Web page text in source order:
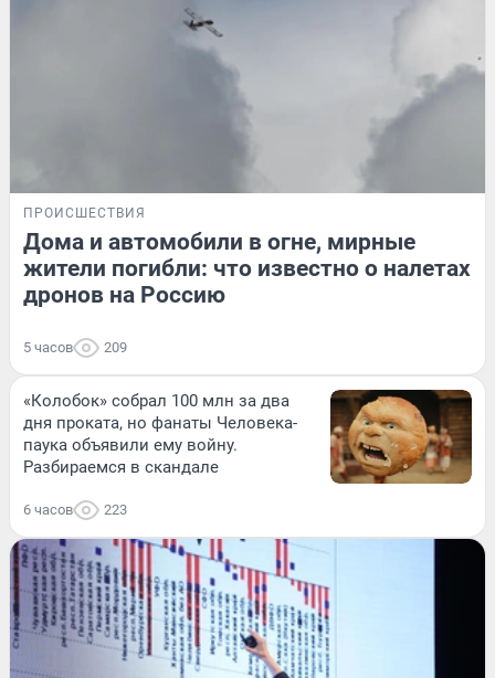
ПРОИСШЕСТВИЯ
Дома и автомобили в огне, мирные
жители погибли: что известно о налетах
дронов на Россию
5 часов 209
«Колобок» собрал 100 млн за два
дня проката, но фанаты Человека-
паука объявили ему войну.
Разбираемся в скандале
6 часов 223